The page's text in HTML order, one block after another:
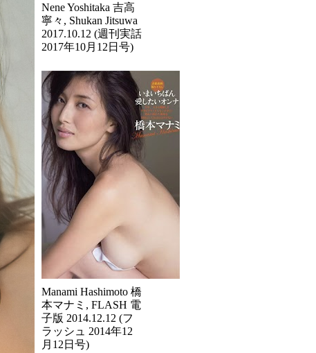
Nene Yoshitaka 吉高
寧々, Shukan Jitsuwa
2017.10.12 (週刊実話
2017年10月12日号)
Manami Hashimoto 橋
本マナミ, FLASH 電
子版 2014.12.12 (フ
ラッシュ 2014年12
月12日号)